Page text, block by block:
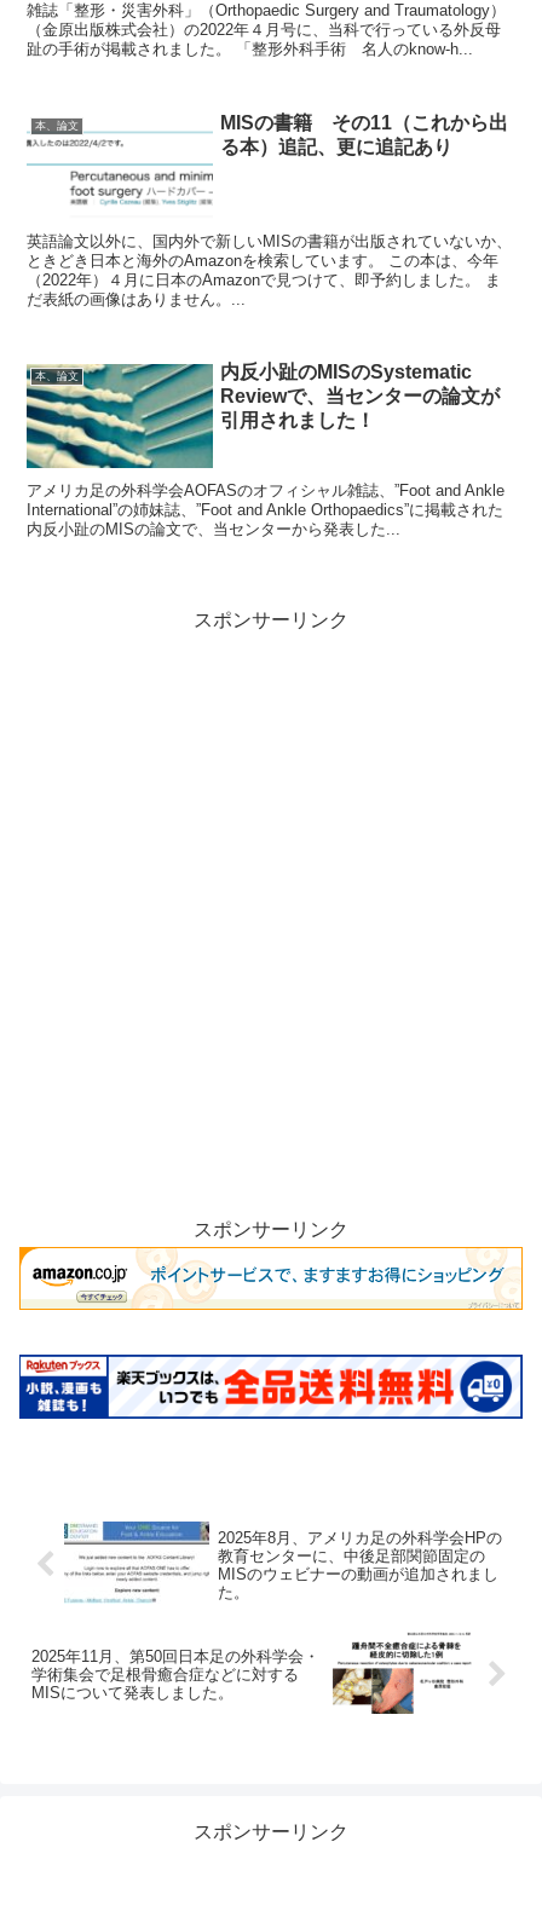
雑誌「整形・災害外科」（Orthopaedic Surgery and Traumatology）
（金原出版株式会社）の2022年４月号に、当科で行っている外反母
趾の手術が掲載されました。 「整形外科手術 名人のknow-h...
本、論文
MISの書籍 その11（これから出
る本）追記、更に追記あり
英語論文以外に、国内外で新しいMISの書籍が出版されていないか、
ときどき日本と海外のAmazonを検索しています。 この本は、今年
（2022年）４月に日本のAmazonで見つけて、即予約しました。 ま
だ表紙の画像はありません。...
本、論文
内反小趾のMISのSystematic
Reviewで、当センターの論文が
引用されました！
アメリカ足の外科学会AOFASのオフィシャル雑誌、”Foot and Ankle
International”の姉妹誌、”Foot and Ankle Orthopaedics”に掲載された
内反小趾のMISの論文で、当センターから発表した...
スポンサーリンク
スポンサーリンク
2025年8月、アメリカ足の外科学会HPの
教育センターに、中後足部関節固定の
MISのウェビナーの動画が追加されまし
た。
2025年11月、第50回日本足の外科学会・
学術集会で足根骨癒合症などに対する
MISについて発表しました。
スポンサーリンク